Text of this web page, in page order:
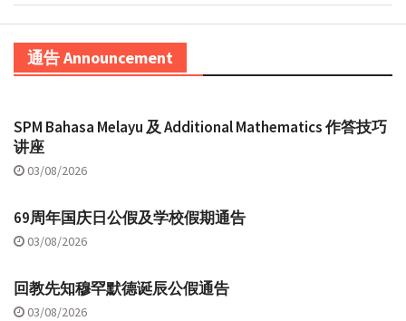
通告 Announcement
SPM Bahasa Melayu 及 Additional Mathematics 作答技巧
讲座
03/08/2026
69周年国庆日公假及学校假期通告
03/08/2026
回教先知穆罕默德诞辰公假通告
03/08/2026